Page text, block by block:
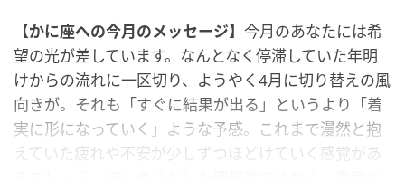
【かに座への今月のメッセージ】 今月のあなたには希
望の光が差しています。なんとなく停滞していた年明
けからの流れに一区切り、ようやく4月に切り替えの風
向きが。それも「すぐに結果が出る」というより「着
実に形になっていく」ような予感。これまで漫然と抱
えていた疲れや不安が少しずつほどけていく感覚があ